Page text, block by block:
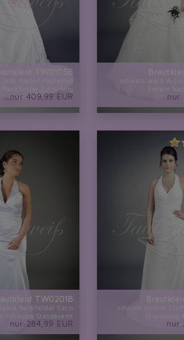
TW0105B
pink Perlen Pailletten
Neckholder Schnürung
nur 409,99 EUR
schwarz weiß A-
Federn
nur
TW0201B
Neckholder Satin
Schleppe Standesamt
nur 284,99 EUR
schlicht schmal
Drapierung
nur